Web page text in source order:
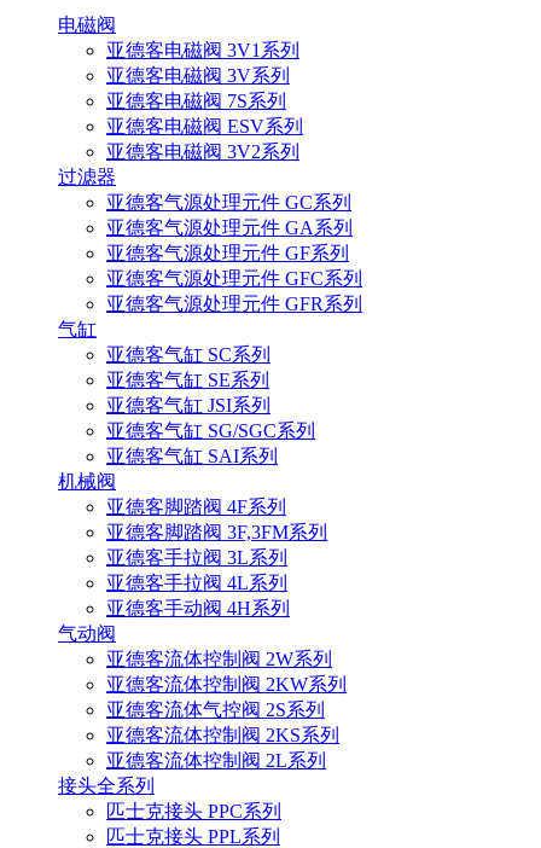
电磁阀
亚德客电磁阀 3V1系列
亚德客电磁阀 3V系列
亚德客电磁阀 7S系列
亚德客电磁阀 ESV系列
亚德客电磁阀 3V2系列
过滤器
亚德客气源处理元件 GC系列
亚德客气源处理元件 GA系列
亚德客气源处理元件 GF系列
亚德客气源处理元件 GFC系列
亚德客气源处理元件 GFR系列
气缸
亚德客气缸 SC系列
亚德客气缸 SE系列
亚德客气缸 JSI系列
亚德客气缸 SG/SGC系列
亚德客气缸 SAI系列
机械阀
亚德客脚踏阀 4F系列
亚德客脚踏阀 3F,3FM系列
亚德客手拉阀 3L系列
亚德客手拉阀 4L系列
亚德客手动阀 4H系列
气动阀
亚德客流体控制阀 2W系列
亚德客流体控制阀 2KW系列
亚德客流体气控阀 2S系列
亚德客流体控制阀 2KS系列
亚德客流体控制阀 2L系列
接头全系列
匹士克接头 PPC系列
匹士克接头 PPL系列